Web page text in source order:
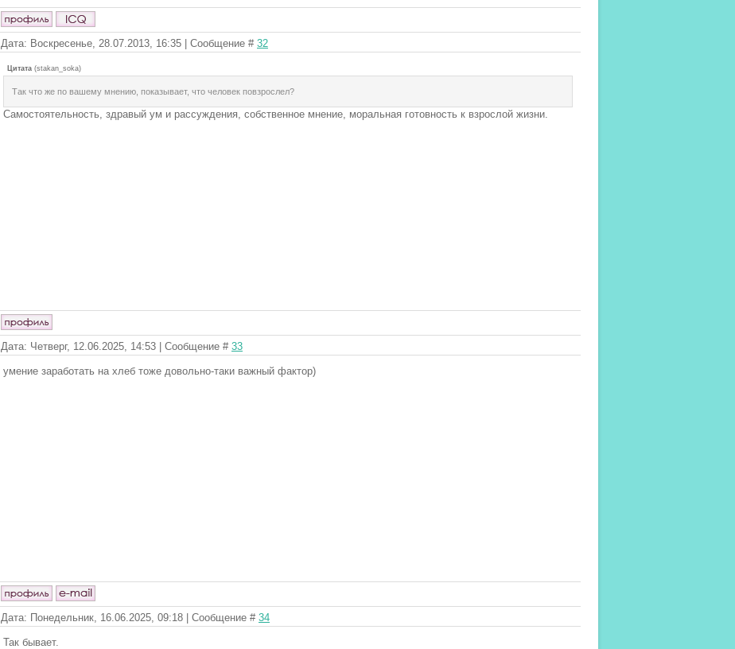
Дата: Воскресенье, 28.07.2013, 16:35 | Сообщение # 32
Цитата (stakan_soka)
Так что же по вашему мнению, показывает, что человек повзрослел?
Самостоятельность, здравый ум и рассуждения, собственное мнение, моральная готовность к взрослой жизни.
Дата: Четверг, 12.06.2025, 14:53 | Сообщение # 33
умение заработать на хлеб тоже довольно-таки важный фактор)
Дата: Понедельник, 16.06.2025, 09:18 | Сообщение # 34
Так бывает.